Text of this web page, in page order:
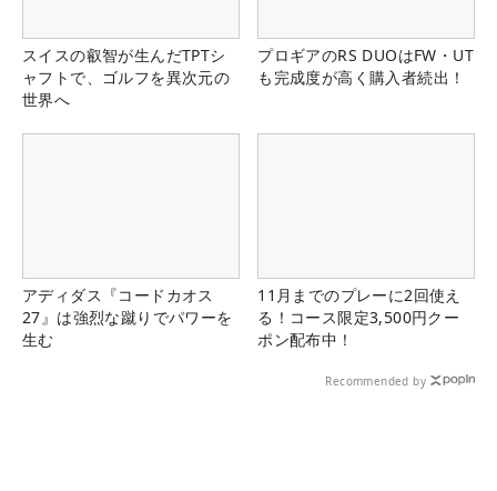
スイスの叡智が生んだTPTシ
ャフトで、ゴルフを異次元の
世界へ
プロギアのRS DUOはFW・UT
も完成度が高く購入者続出！
アディダス『コードカオス
27』は強烈な蹴りでパワーを
生む
11月までのプレーに2回使え
る！コース限定3,500円クー
ポン配布中！
Recommended by